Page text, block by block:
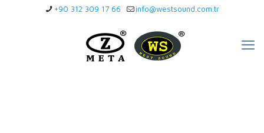
+90 312 309 17 66 info@westsound.com.tr